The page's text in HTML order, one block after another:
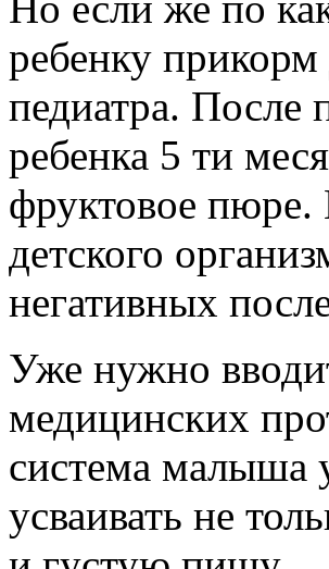
ребенку прикорм
педиатра. После
ребенка 5 ти
фруктовое пюре.
детского
негативных
Уже нужно
медицинских
система малыша
усваивать не